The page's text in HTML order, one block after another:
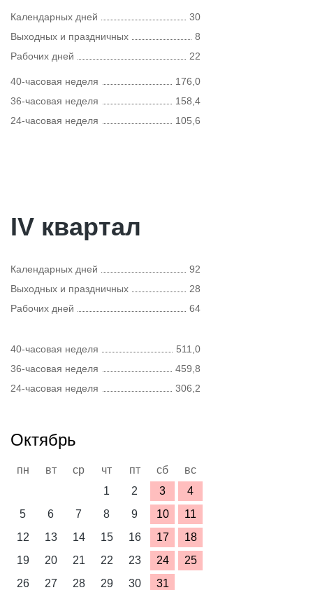
Календарных дней
30
Выходных и праздничных
8
Рабочих дней
22
40-часовая неделя
176,0
36-часовая неделя
158,4
24-часовая неделя
105,6
IV квартал
Календарных дней
92
Выходных и праздничных
28
Рабочих дней
64
40-часовая неделя
511,0
36-часовая неделя
459,8
24-часовая неделя
306,2
Октябрь
пн вт ср чт пт сб
вс
1
2 3
4
5
6 7 8 9 10
11
12
13 14 15 16 17
18
19
20 21 22 23 24
25
26
27 28 29 30 31